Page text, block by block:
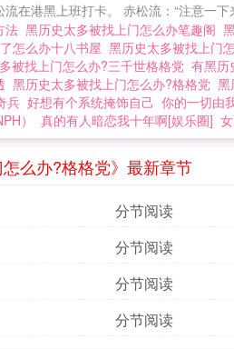
在港黑上班打卡。 赤松流：“注意一
法 黑历史太多被找上门怎么办笔趣阁
怎么办十八书屋 黑历史太多被找上门
被找上门怎么办?三千世格格党 有黑历
黑历史太多被找上门怎么办?格格党 黑
兵 好想有个系统掩饰自己 你的一切由
） 真的有人暗恋我十年啊[娱乐圈]
怎么办?格格党》最新章节
分节阅读
分节阅读
分节阅读
分节阅读